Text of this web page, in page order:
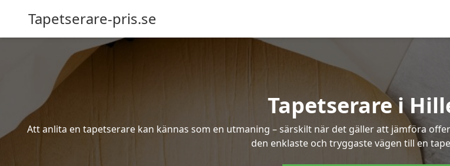
Tapetserare-pris.se
Tapetserare i
Att anlita en tapetserare kan kännas som en utmaning – särskilt när det gäller att jämföra
den enklaste och tryggaste vägen till en